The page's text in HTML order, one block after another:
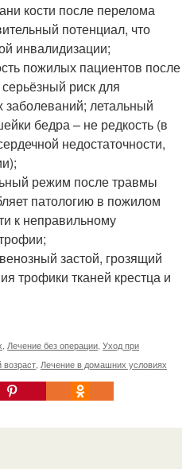
кости после перелома
потенциал, что
инвалидизации;
пожилых пациентов после
риск для
заболеваний; летальный
бедра – не редкость (в
недостаточности,
режим после травмы
патологию в пожилом
к неправильному
застой, грозящий
трофики тканей крестца и
Лечение без операции Уход при
Лечение в домашних условиях